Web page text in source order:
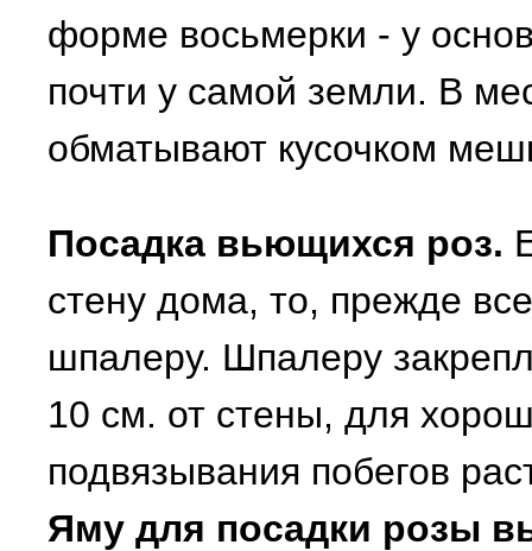
форме восьмерки - у
почти у самой земли. В
обматывают кусочком
Посадка вьющихся роз.
стену дома, то, прежде
шпалеру. Шпалеру
10 см. от стены, для
подвязывания побегов
Яму для посадки розы